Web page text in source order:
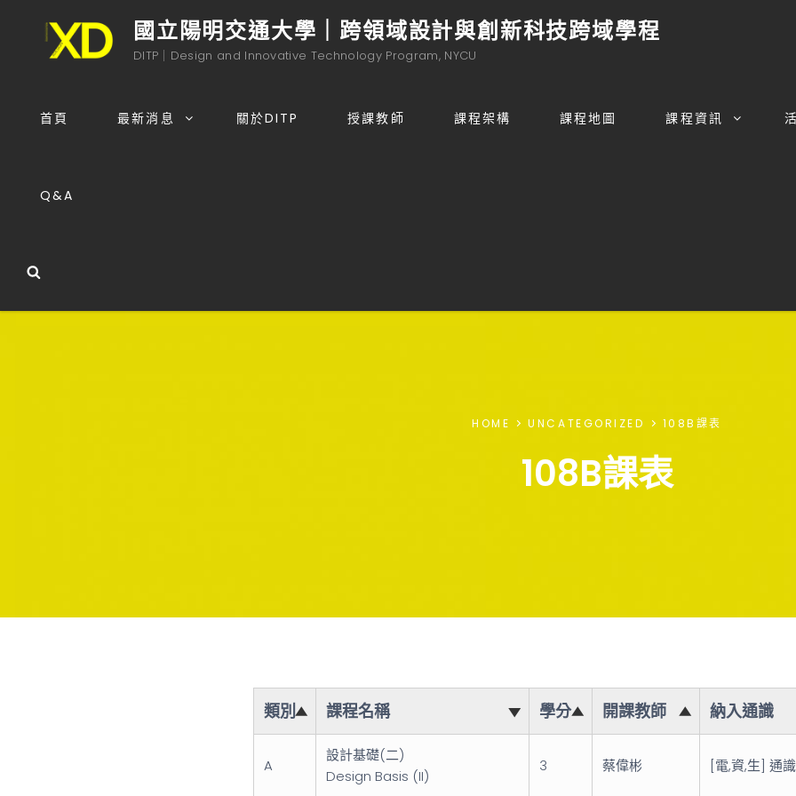
國立陽明交通大學｜跨領域設計與創新科技跨域學程
DITP｜Design and Innovative Technology Program, NYCU
首頁 最新消息 關於DITP 授課教師 課程架構 課程地圖 課程資訊
Q&A
HOME UNCATEGORIZED 108B課表
108B課表
類別 課程名稱 學分 開課教師 納入通識
A
設計基礎(二)
Design Basis (II)
3 蔡偉彬 [電,資,生] 通